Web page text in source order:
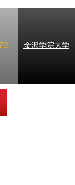
金沢学院大学